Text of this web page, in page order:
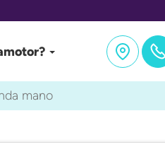
mano